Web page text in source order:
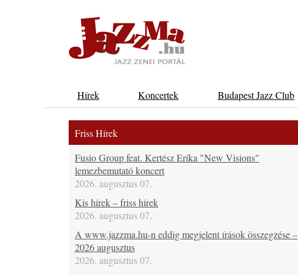
Hírek Koncertek Budapest Jazz Club
Friss Hírek
Fusio Group feat. Kertész Erika "New Visions"
lemezbemutató koncert
2026. augusztus 07.
Kis hírek – friss hírek
2026. augusztus 07.
A www.jazzma.hu-n eddig megjelent írások összegzése –
2026 augusztus
2026. augusztus 07.